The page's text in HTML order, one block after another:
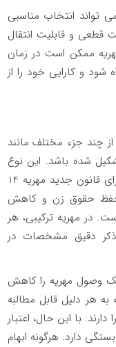
تواند انتخاب مناسبی
و قابلیت انتقال
ممکن است در زمان
و کارایی خود را از
چند جزء مختلف مانند
شده باشد. این نوع
قانون جدید مهریه 14
حفظ حقوق زن و کاهش
در مهریه ترکیبی، هر
دقیق مشخصات در
وصول مهریه را کاهش
هر دلیل قابل مطالبه
با این حال، اعتبار
دارد. هرگونه ابهام